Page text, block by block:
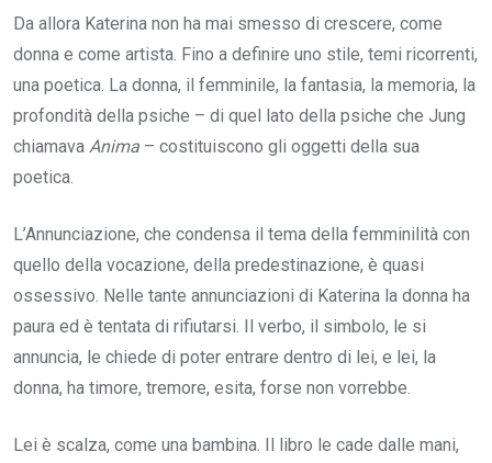
Da allora Katerina non ha mai smesso di crescere, come
donna e come artista. Fino a definire uno stile, temi ricorrenti,
una poetica. La donna, il femminile, la fantasia, la memoria, la
profondità della psiche – di quel lato della psiche che Jung
chiamava Anima – costituiscono gli oggetti della sua
poetica.
L’Annunciazione, che condensa il tema della femminilità con
quello della vocazione, della predestinazione, è quasi
ossessivo. Nelle tante annunciazioni di Katerina la donna ha
paura ed è tentata di rifiutarsi. Il verbo, il simbolo, le si
annuncia, le chiede di poter entrare dentro di lei, e lei, la
donna, ha timore, tremore, esita, forse non vorrebbe.
Lei è scalza, come una bambina. Il libro le cade dalle mani,